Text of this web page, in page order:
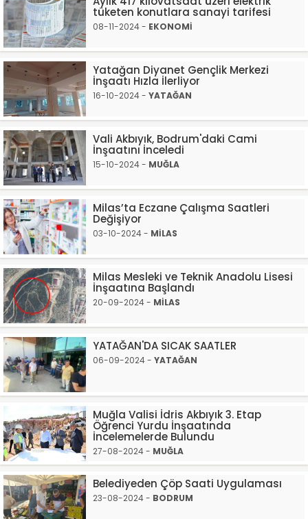
tüketen konutlara sanayi tarifesi
08-11-2024 - EKONOMİ
Yatağan Diyanet Gençlik Merkezi
İnşaatı Hızla İlerliyor
16-10-2024 - YATAĞAN
Vali Akbıyık, Bodrum'daki Cami
İnşaatını İnceledi
15-10-2024 - MUĞLA
Milas’ta Eczane Çalışma Saatleri
Değişiyor
03-10-2024 - MİLAS
Milas Mesleki ve Teknik Anadolu Lisesi
İnşaatına Başlandı
20-09-2024 - MİLAS
YATAĞAN'DA SICAK SAATLER
06-09-2024 - YATAĞAN
Muğla Valisi İdris Akbıyık 3. Etap
Öğrenci Yurdu İnşaatında
İncelemelerde Bulundu
27-08-2024 - MUĞLA
Belediyeden Çöp Saati Uygulaması
23-08-2024 - BODRUM